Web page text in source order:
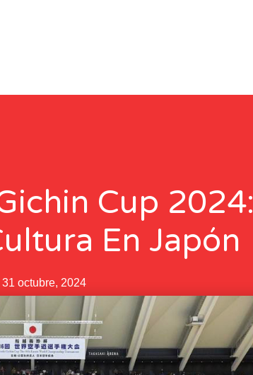
Cup 2024:
En Japón
31 octubre, 2024